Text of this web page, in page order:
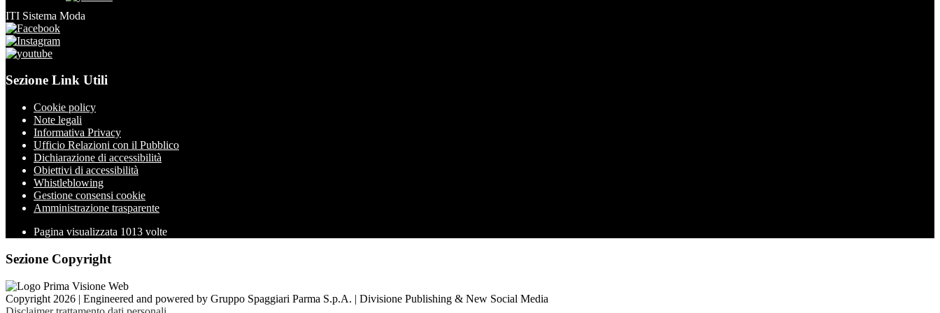
ITI Sistema Moda
Sezione Link Utili
Cookie policy
Note legali
Informativa Privacy
Ufficio Relazioni con il Pubblico
Dichiarazione di accessibilità
Obiettivi di accessibilità
Whistleblowing
Gestione consensi cookie
Amministrazione trasparente
Pagina visualizzata 1013 volte
Sezione Copyright
Copyright 2026 | Engineered and powered by Gruppo Spaggiari Parma S.p.A. | Divisione Publishing & New Social Media